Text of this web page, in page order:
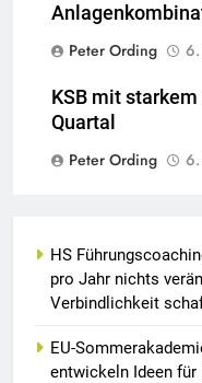
Peter Ording
KSB mit
Quartal
Peter Ording
HS
pro Jahr nichts
Verbindlichkeit
EU-
entwickeln Ideen